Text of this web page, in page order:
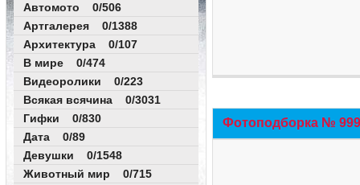
Автомото 0/506
Артгалерея 0/1388
Архитектура 0/107
В мире 0/474
Видеоролики 0/223
Всякая всячина 0/3031
Гифки 0/830
Дата 0/89
Девушки 0/1548
Животный мир 0/715
Фотоподборка №